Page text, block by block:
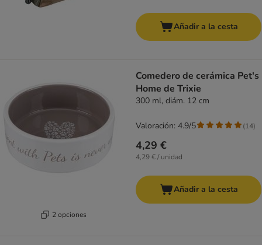
Añadir a la cesta
2 opciones
Comedero de cerámica Pet's
Home de Trixie
300 ml, diám. 12 cm
4,29 €
4,29 € / unidad
Valoración: 4.9/5 (14)
Añadir a la cesta